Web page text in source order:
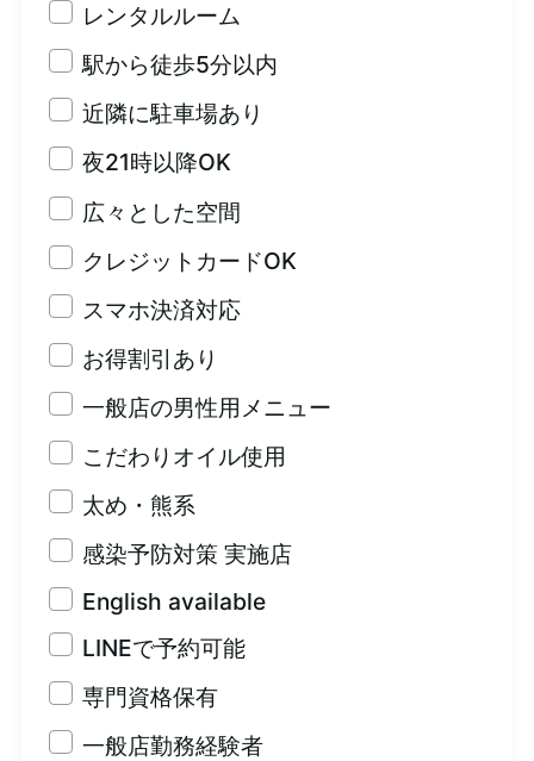
レンタルルーム
駅から徒歩5分以内
近隣に駐車場あり
夜21時以降OK
広々とした空間
クレジットカードOK
スマホ決済対応
お得割引あり
一般店の男性用メニュー
こだわりオイル使用
太め・熊系
感染予防対策 実施店
English available
LINEで予約可能
専門資格保有
一般店勤務経験者